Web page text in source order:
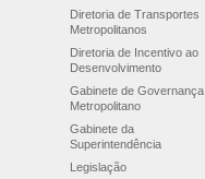
Diretoria de Transportes
Metropolitanos
Diretoria de Incentivo ao
Desenvolvimento
Gabinete de Governança
Metropolitano
Gabinete da
Superintendência
Legislação